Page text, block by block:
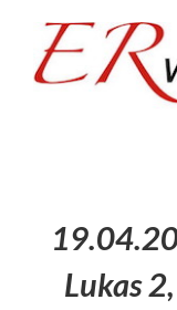
springen
Lukas